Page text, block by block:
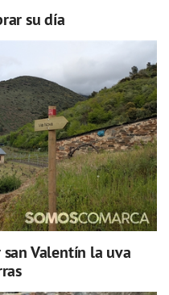
su día
Valentín la uva